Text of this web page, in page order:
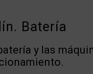
Batería
y las